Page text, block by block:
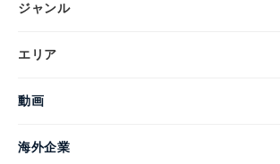
ジャンル
エリア
動画
海外企業